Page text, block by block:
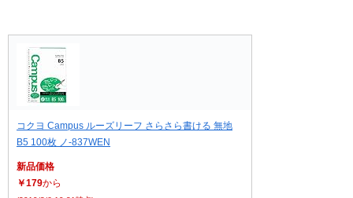
コクヨ Campus ルーズリーフ さらさら書ける 無地
B5 100枚 ノ-837WEN
新品価格
￥179から